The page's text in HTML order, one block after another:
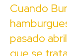
Cuando
pasado